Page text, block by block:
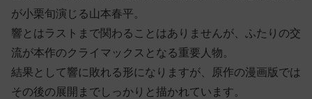
が小栗旬演じる山本春平。
響とはラストまで関わることはありませんが、ふたりの交
流が本作のクライマックスとなる重要人物。
結果として響に敗れる形になりますが、原作の漫画版では
その後の展開までしっかりと描かれています。